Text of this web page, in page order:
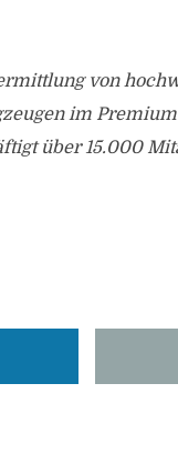
von
im
über 15.000